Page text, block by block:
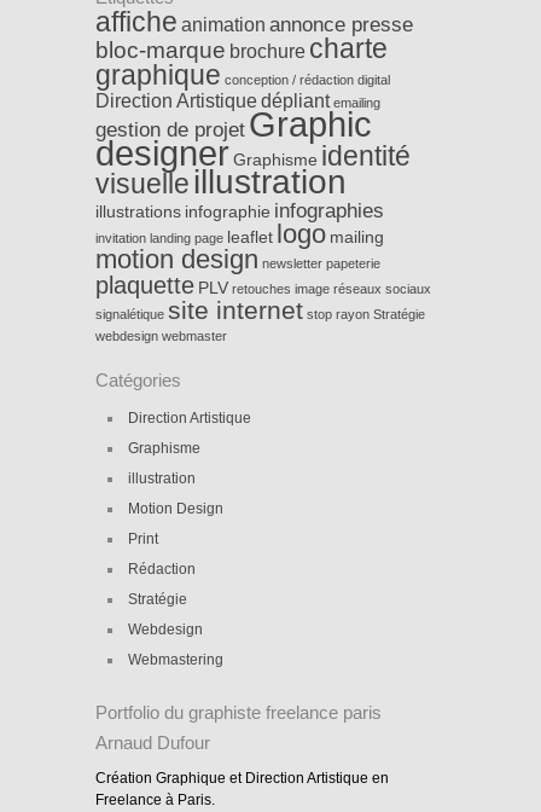
affiche animation annonce presse
bloc-marque brochure charte
graphique conception / rédaction digital
Direction Artistiquedépliant emailing
gestion de projet Graphic
designer Graphisme identité
visuelle illustration
illustrations infographie infographies
invitation landing page leaflet logo mailing
motion design newsletter papeterie
plaquette PLV retouches image réseaux sociaux
signalétique site internet stop rayon Stratégie
webdesign webmaster
Catégories
Direction Artistique
Graphisme
illustration
Motion Design
Print
Rédaction
Stratégie
Webdesign
Webmastering
Portfolio du graphiste freelance paris
Arnaud Dufour
Création Graphique et Direction Artistique en
Freelance à Paris.